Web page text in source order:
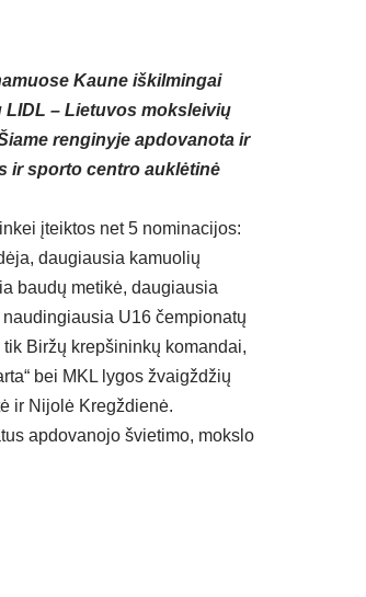
Kaune iškilmingai
LIDL – Lietuvos moksleivių
renginyje apdovanota ir
ir sporto centro auklėtinė
įteiktos net 5 nominacijos:
daugiausia kamuolių
baudų metikė, daugiausia
U16 čempionatų
Biržų krepšininkų komandai,
bei MKL lygos žvaigždžių
ir Nijolė Kregždienė.
apdovanojo švietimo, mokslo